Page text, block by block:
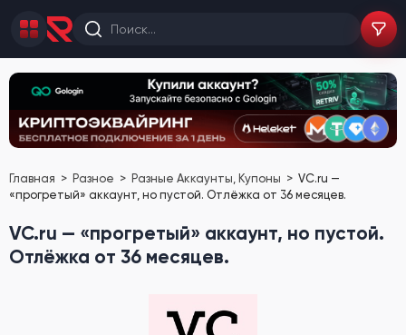
Главная Разное Разные Аккаунты, Купоны
VC.ru —
«прогретый» аккаунт, но пустой. Отлёжка от 36 месяцев.
VC.ru — «прогретый» аккаунт, но пустой.
Отлёжка от 36 месяцев.